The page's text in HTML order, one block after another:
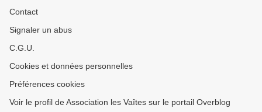
Contact
Signaler un abus
C.G.U.
Cookies et données personnelles
Préférences cookies
Voir le profil de Association les Vaîtes sur le portail Overblog